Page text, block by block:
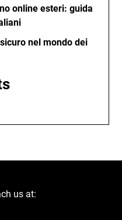
online esteri: guida
nel mondo dei
us at: